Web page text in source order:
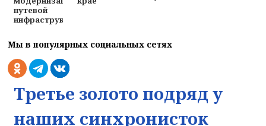
путевой
инфраструктуры
Мы в популярных социальных сетях
Третье золото подряд у
наших синхронисток